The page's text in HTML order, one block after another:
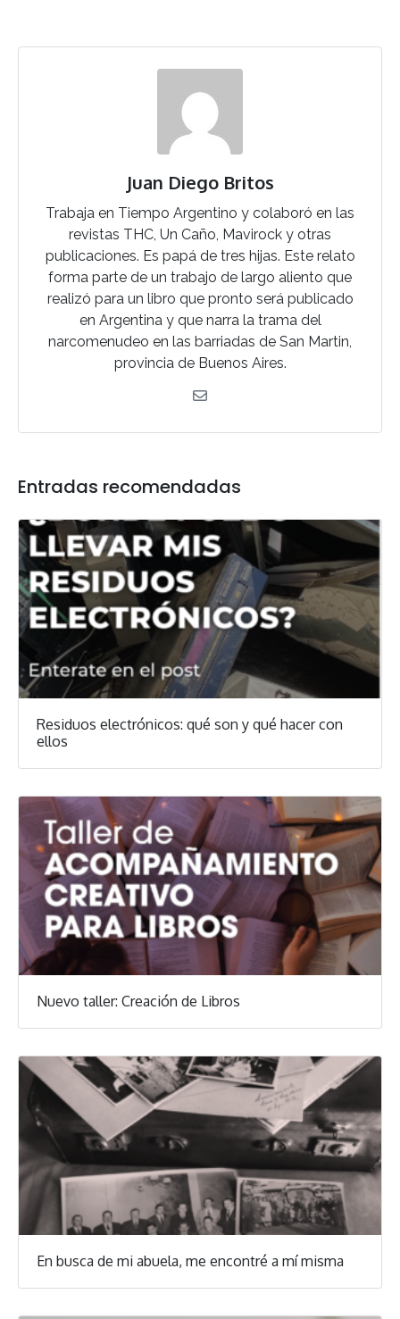
Juan Diego Britos
Trabaja en Tiempo Argentino y colaboró en las
revistas THC, Un Caño, Mavirock y otras
publicaciones. Es papá de tres hijas. Este relato
forma parte de un trabajo de largo aliento que
realizó para un libro que pronto será publicado
en Argentina y que narra la trama del
narcomenudeo en las barriadas de San Martin,
provincia de Buenos Aires.
Entradas recomendadas
Residuos electrónicos: qué son y qué hacer con
ellos
Nuevo taller: Creación de Libros
En busca de mi abuela, me encontré a mí misma